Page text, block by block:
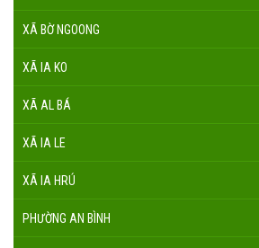
XÃ BỜ NGOONG
XÃ IA KO
XÃ AL BÁ
XÃ IA LE
XÃ IA HRÚ
PHƯỜNG AN BÌNH